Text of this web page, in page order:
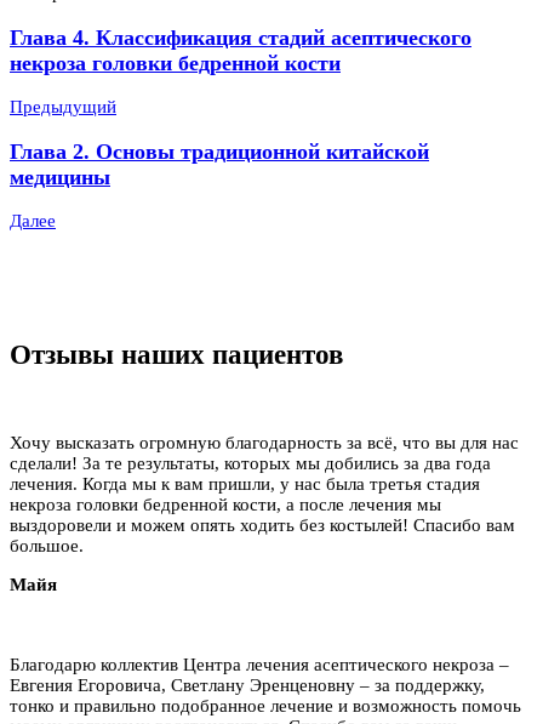
Глава 4. Классификация стадий асептического
некроза головки бедренной кости
Предыдущий
Глава 2. Основы традиционной китайской
медицины
Далее
Отзывы наших пациентов
Хочу высказать огромную благодарность за всё, что вы для нас
сделали! За те результаты, которых мы добились за два года
лечения. Когда мы к вам пришли, у нас была третья стадия
некроза головки бедренной кости, а после лечения мы
выздоровели и можем опять ходить без костылей! Спасибо вам
большое.
Майя
Благодарю коллектив Центра лечения асептического некроза –
Евгения Егоровича, Светлану Эренценовну – за поддержку,
тонко и правильно подобранное лечение и возможность помочь